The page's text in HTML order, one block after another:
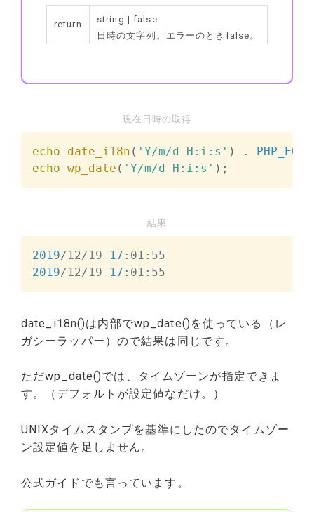
return
string | false
日時の文字列。エラーのときfalse。
現在日時の取得
echo date_i18n ( 'Y/m/d H:i:s' ) . PHP_EOL
echo wp_date ( 'Y/m/d H:i:s' ) ;
結果
2019/12/19 17
2019/12/19 17 :01:55
date_i18n()は内部でwp_date()を使っている（レ
ガシーラッパー）ので結果は同じです。
ただwp_date()では、タイムゾーンが指定できま
す。（デフォルトが設定値なだけ。）
UNIXタイムスタンプを基準にしたのでタイムゾー
ン設定値を足しません。
公式ガイドでも言っています。